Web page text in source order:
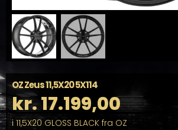
OZ Zeus 11,5X20 5X114
kr.17.199,00
i 11,5X20 GLOSS BLACK fra OZ